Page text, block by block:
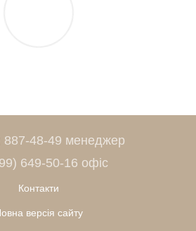
887-48-49 менеджер
649-50-16 офіс
Контакти
версія сайту